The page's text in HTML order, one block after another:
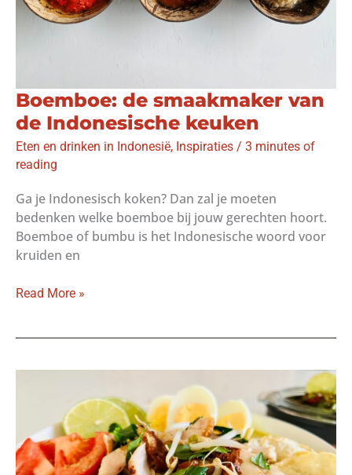
Boemboe: de smaakmaker van
de Indonesische keuken
Eten en drinken in Indonesië, Inspiraties / 3 minutes of
reading
Ga je Indonesisch koken? Dan zal je moeten
bedenken welke boemboe bij jouw gerechten hoort.
Boemboe of bumbu is het Indonesische woord voor
kruiden en
Boemboe:
de
Read More »